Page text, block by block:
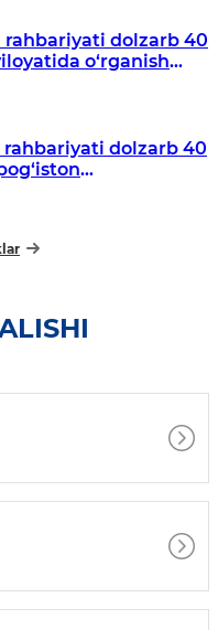
dolzarb 40
o‘rganish
dolzarb 40